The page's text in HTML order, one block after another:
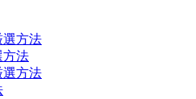
選方法
方法
選方法